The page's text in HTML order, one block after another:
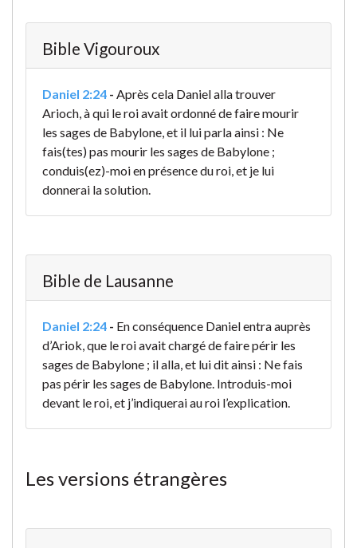
Bible Vigouroux
Daniel 2:24 - Après cela Daniel alla trouver
Arioch, à qui le roi avait ordonné de faire mourir
les sages de Babylone, et il lui parla ainsi : Ne
fais(tes) pas mourir les sages de Babylone ;
conduis(ez)-moi en présence du roi, et je lui
donnerai la solution.
Bible de Lausanne
Daniel 2:24 - En conséquence Daniel entra auprès
d’Ariok, que le roi avait chargé de faire périr les
sages de Babylone ; il alla, et lui dit ainsi : Ne fais
pas périr les sages de Babylone. Introduis-moi
devant le roi, et j’indiquerai au roi l’explication.
Les versions étrangères